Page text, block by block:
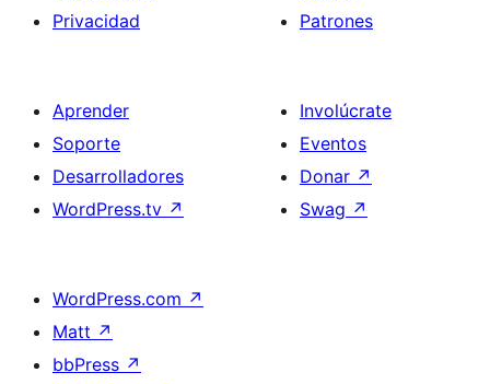
Privacidad
Patrones
Aprender
Soporte
Desarrolladores
WordPress.tv ↗
Involúcrate
Eventos
Donar ↗
Swag ↗
WordPress.com ↗
Matt ↗
bbPress ↗